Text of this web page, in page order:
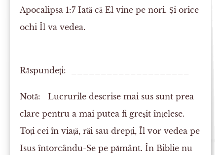
Apocalipsa 1:7 Iată că El vine pe nori. Şiorice
ochiÎl va vedea.
Răspundeţi: ____________________
Notă: Lucrurile descrise mai sus sunt prea
clare pentru a mai putea fi greşit înţelese.
Toţi cei în viaţă, răi sau drepţi, Îl vor vedea pe
Isus întorcându-Se pe pământ. În Biblie nu